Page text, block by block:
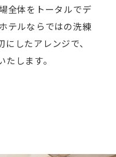
全体をトータルでデ
テルならではの洗練
したアレンジで、
します。